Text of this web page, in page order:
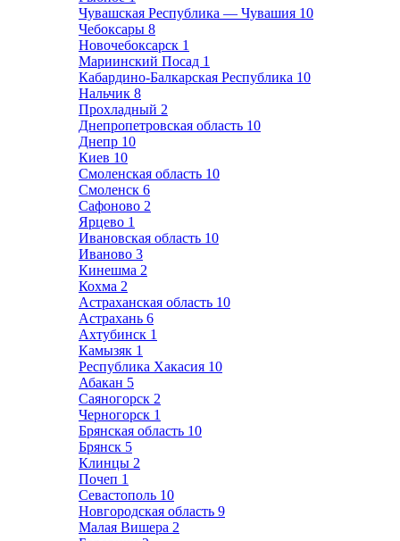
Чувашская Республика — Чувашия 10
Чебоксары 8
Новочебоксарск 1
Мариинский Посад 1
Кабардино-Балкарская Республика 10
Нальчик 8
Прохладный 2
Днепропетровская область 10
Днепр 10
Киев 10
Смоленская область 10
Смоленск 6
Сафоново 2
Ярцево 1
Ивановская область 10
Иваново 3
Кинешма 2
Кохма 2
Астраханская область 10
Астрахань 6
Ахтубинск 1
Камызяк 1
Республика Хакасия 10
Абакан 5
Саяногорск 2
Черногорск 1
Брянская область 10
Брянск 5
Клинцы 2
Почеп 1
Севастополь 10
Новгородская область 9
Малая Вишера 2